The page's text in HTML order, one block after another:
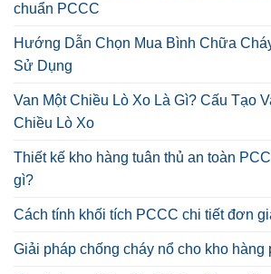
chuẩn PCCC
Hướng Dẫn Chọn Mua Bình Chữa
Sử Dụng
Van Một Chiều Lò Xo Là Gì? Cấu Tạo
Chiều Lò Xo
Thiết kế kho hàng tuân thủ an toàn
gì?
Cách tính khối tích PCCC chi tiết đơn
Giải pháp chống cháy nổ cho kho hàng